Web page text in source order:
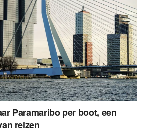
Paramaribo per boot, een
reizen